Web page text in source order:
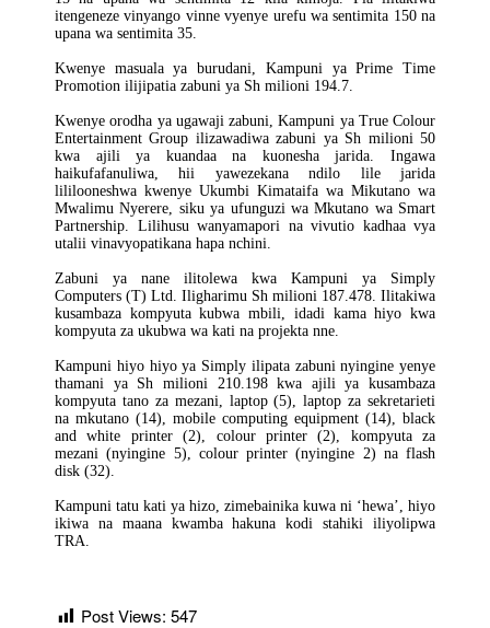
itengeneze vinyango vinne vyenye urefu wa sentimita 150 na
upana wa sentimita 35.
Kwenye masuala ya burudani, Kampuni ya Prime Time
Promotion ilijipatia zabuni ya Sh milioni 194.7.
Kwenye orodha ya ugawaji zabuni, Kampuni ya True Colour
Entertainment Group ilizawadiwa zabuni ya Sh milioni 50
kwa ajili ya kuandaa na kuonesha jarida. Ingawa
haikufafanuliwa, hii yawezekana ndilo lile jarida
lililooneshwa kwenye Ukumbi Kimataifa wa Mikutano wa
Mwalimu Nyerere, siku ya ufunguzi wa Mkutano wa Smart
Partnership. Lilihusu wanyamapori na vivutio kadhaa vya
utalii vinavyopatikana hapa nchini.
Zabuni ya nane ilitolewa kwa Kampuni ya Simply
Computers (T) Ltd. Iligharimu Sh milioni 187.478. Ilitakiwa
kusambaza kompyuta kubwa mbili, idadi kama hiyo kwa
kompyuta za ukubwa wa kati na projekta nne.
Kampuni hiyo hiyo ya Simply ilipata zabuni nyingine yenye
thamani ya Sh milioni 210.198 kwa ajili ya kusambaza
kompyuta tano za mezani, laptop (5), laptop za sekretarieti
na mkutano (14), mobile computing equipment (14), black
and white printer (2), colour printer (2), kompyuta za
mezani (nyingine 5), colour printer (nyingine 2) na flash
disk (32).
Kampuni tatu kati ya hizo, zimebainika kuwa ni ‘hewa’, hiyo
ikiwa na maana kwamba hakuna kodi stahiki iliyolipwa
TRA.
Post Views: 547